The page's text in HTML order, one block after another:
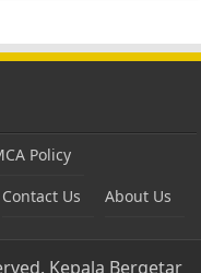
Policy
Contact Us About Us
Kepala Bergetar